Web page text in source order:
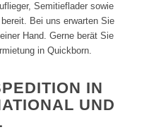
Semitieflader sowie
Bei uns erwarten Sie
Hand. Gerne berät Sie
in Quickborn.
IN
UND